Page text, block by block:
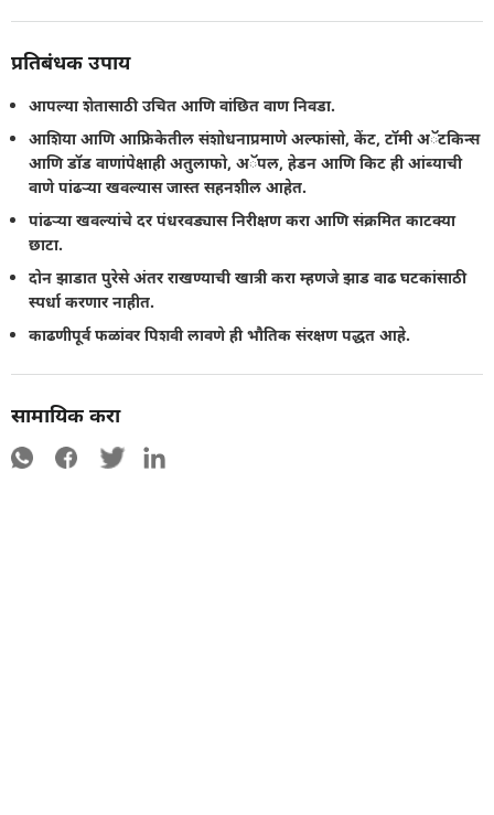
प्रतिबंधक उपाय
आपल्या शेतासाठी उचित आणि वांछित वाण निवडा.
आशिया आणि आफ्रिकेतील संशोधनाप्रमाणे अल्फांसो, केंट, टॉमी अॅटकिन्स
आणि डॉड वाणांपेक्षाही अतुलाफो, अॅपल, हेडन आणि किट ही आंब्याची
वाणे पांढर्‍या खवल्यास जास्त सहनशील आहेत.
पांढर्‍या खवल्यांचे दर पंधरवड्यास निरीक्षण करा आणि संक्रमित काटक्या
छाटा.
दोन झाडात पुरेसे अंतर राखण्याची खात्री करा म्हणजे झाड वाढ घटकांसाठी
स्पर्धा करणार नाहीत.
काढणीपूर्व फळांवर पिशवी लावणे ही भौतिक संरक्षण पद्धत आहे.
सामायिक करा